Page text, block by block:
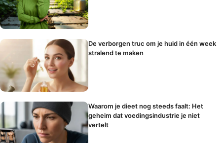
De verborgen truc om je huid in één week
stralend te maken
Waarom je dieet nog steeds faalt: Het
geheim dat voedingsindustrie je niet
vertelt